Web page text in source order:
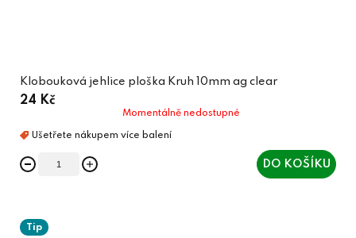
Klobouková jehlice ploška Kruh 10mm ag clear
24 Kč
Momentálně nedostupné
DO KOŠÍKU
Tip